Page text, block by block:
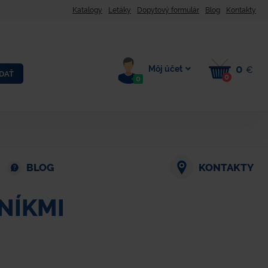
Katalogy Letáky Dopytový formulár Blog Kontakty
0
Môj účet
0
0 €
BLOG KONTAKTY